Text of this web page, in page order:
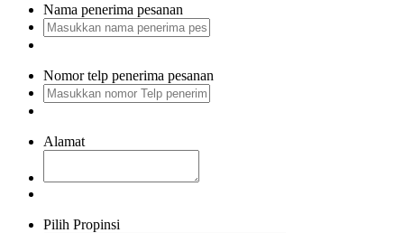
Nama penerima pesanan
Nomor telp penerima pesanan
Alamat
Pilih Propinsi